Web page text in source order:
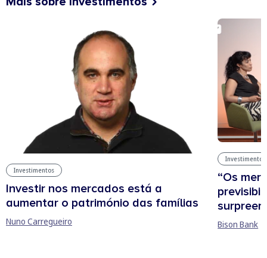
Investimentos
Investir nos mercados está a
aumentar o património das famílias
Nuno Carregueiro
Investimentos
“Os
Bison Bank